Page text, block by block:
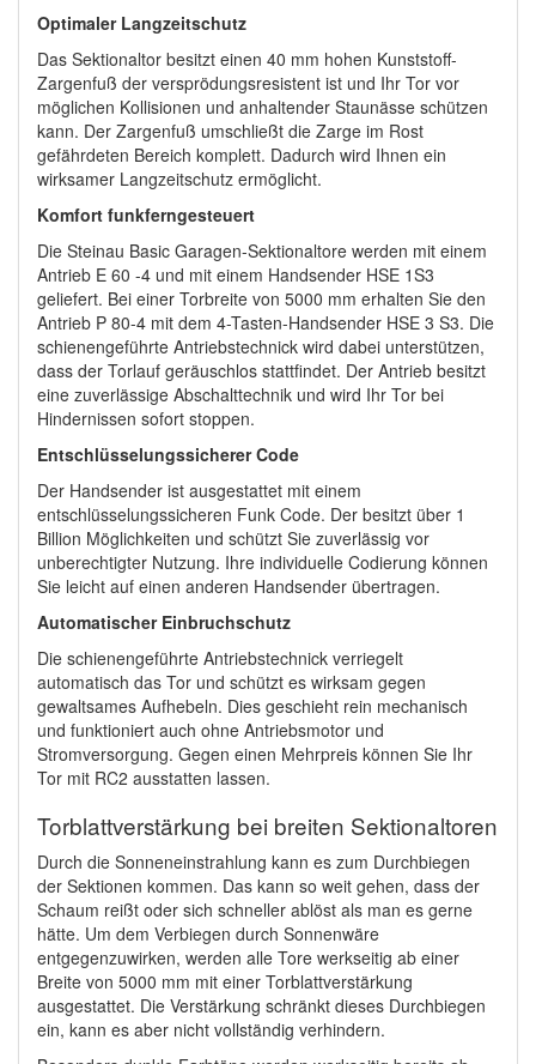
Optimaler Langzeitschutz
Das Sektionaltor besitzt einen 40 mm hohen Kunststoff-
Zargenfuß der versprödungsresistent ist und Ihr Tor vor
möglichen Kollisionen und anhaltender Staunässe schützen
kann. Der Zargenfuß umschließt die Zarge im Rost
gefährdeten Bereich komplett. Dadurch wird Ihnen ein
wirksamer Langzeitschutz ermöglicht.
Komfort funkferngesteuert
Die Steinau Basic Garagen-Sektionaltore werden mit einem
Antrieb E 60 -4 und mit einem Handsender HSE 1S3
geliefert. Bei einer Torbreite von 5000 mm erhalten Sie den
Antrieb P 80-4 mit dem 4-Tasten-Handsender HSE 3 S3. Die
schienengeführte Antriebstechnick wird dabei unterstützen,
dass der Torlauf geräuschlos stattfindet. Der Antrieb besitzt
eine zuverlässige Abschalttechnik und wird Ihr Tor bei
Hindernissen sofort stoppen.
Entschlüsselungssicherer Code
Der Handsender ist ausgestattet mit einem
entschlüsselungssicheren Funk Code. Der besitzt über 1
Billion Möglichkeiten und schützt Sie zuverlässig vor
unberechtigter Nutzung. Ihre individuelle Codierung können
Sie leicht auf einen anderen Handsender übertragen.
Automatischer Einbruchschutz
Die schienengeführte Antriebstechnick verriegelt
automatisch das Tor und schützt es wirksam gegen
gewaltsames Aufhebeln. Dies geschieht rein mechanisch
und funktioniert auch ohne Antriebsmotor und
Stromversorgung. Gegen einen Mehrpreis können Sie Ihr
Tor mit RC2 ausstatten lassen.
Torblattverstärkung bei breiten Sektionaltoren
Durch die Sonneneinstrahlung kann es zum Durchbiegen
der Sektionen kommen. Das kann so weit gehen, dass der
Schaum reißt oder sich schneller ablöst als man es gerne
hätte. Um dem Verbiegen durch Sonnenwäre
entgegenzuwirken, werden alle Tore werkseitig ab einer
Breite von 5000 mm mit einer Torblattverstärkung
ausgestattet. Die Verstärkung schränkt dieses Durchbiegen
ein, kann es aber nicht vollständig verhindern.